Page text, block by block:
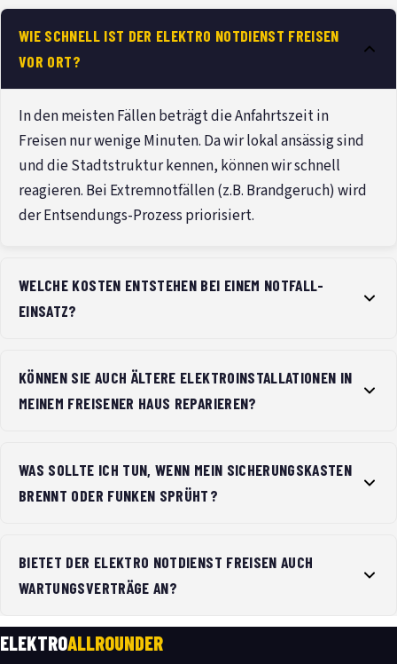
WIE SCHNELL IST DER ELEKTRO NOTDIENST FREISEN
VOR ORT?
In den meisten Fällen beträgt die Anfahrtszeit in
Freisen nur wenige Minuten. Da wir lokal ansässig sind
und die Stadtstruktur kennen, können wir schnell
reagieren. Bei Extremnotfällen (z.B. Brandgeruch) wird
der Entsendungs-Prozess priorisiert.
WELCHE KOSTEN ENTSTEHEN BEI EINEM NOTFALL-
EINSATZ?
KÖNNEN SIE AUCH ÄLTERE ELEKTROINSTALLATIONEN IN
MEINEM FREISENER HAUS REPARIEREN?
WAS SOLLTE ICH TUN, WENN MEIN SICHERUNGSKASTEN
BRENNT ODER FUNKEN SPRÜHT?
BIETET DER ELEKTRO NOTDIENST FREISEN AUCH
WARTUNGSVERTRÄGE AN?
ELEKTROALLROUNDER